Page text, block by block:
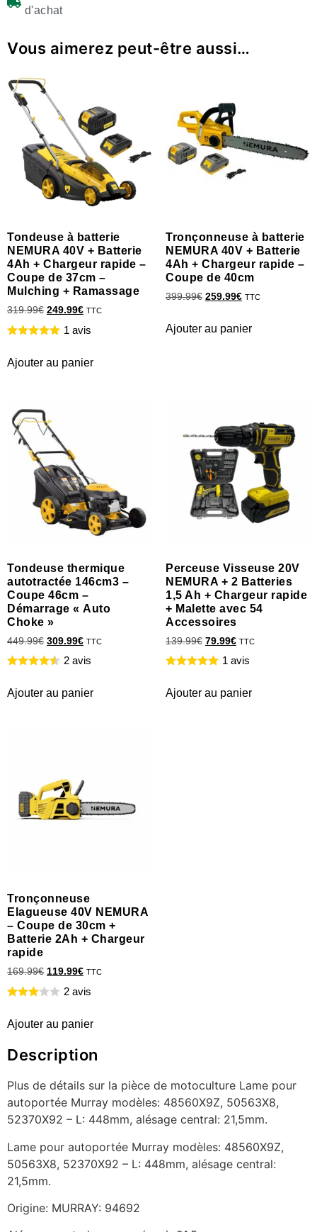
d'achat
Vous aimerez peut-être aussi…
Tondeuse à batterie
NEMURA 40V + Batterie
4Ah + Chargeur rapide –
Coupe de 37cm –
Mulching + Ramassage
319.99€ 249.99€ TTC
1 avis
Ajouter au panier
Tronçonneuse à batterie
NEMURA 40V + Batterie
4Ah + Chargeur rapide –
Coupe de 40cm
399.99€ 259.99€ TTC
Ajouter au panier
Tondeuse thermique
autotractée 146cm3 –
Coupe 46cm –
Démarrage « Auto
Choke »
449.99€ 309.99€ TTC
2 avis
Ajouter au panier
Perceuse Visseuse 20V
NEMURA + 2 Batteries
1,5 Ah + Chargeur rapide
+ Malette avec 54
Accessoires
139.99€ 79.99€ TTC
1 avis
Ajouter au panier
Tronçonneuse
Elagueuse 40V NEMURA
– Coupe de 30cm +
Batterie 2Ah + Chargeur
rapide
169.99€ 119.99€ TTC
2 avis
Ajouter au panier
Description
Plus de détails sur la pièce de motoculture Lame pour
autoportée Murray modèles: 48560X9Z, 50563X8,
52370X92 – L: 448mm, alésage central: 21,5mm.
Lame pour autoportée Murray modèles: 48560X9Z,
50563X8, 52370X92 – L: 448mm, alésage central:
21,5mm.
Origine: MURRAY: 94692